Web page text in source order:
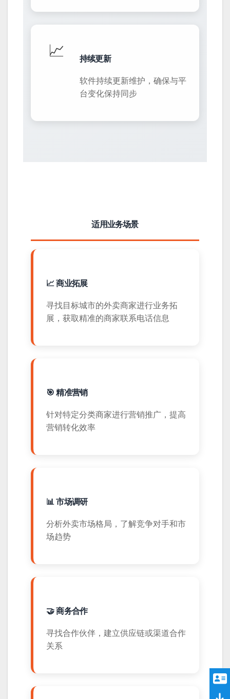
📈 持续更新
软件持续更新维护，确保与平
台变化保持同步
适用业务场景
📈 商业拓展
寻找目标城市的外卖商家进行业务拓
展，获取精准的商家联系电话信息
🎯 精准营销
针对特定分类商家进行营销推广，提高
营销转化效率
📊 市场调研
分析外卖市场格局，了解竞争对手和市
场趋势
🤝 商务合作
寻找合作伙伴，建立供应链或渠道合作
关系